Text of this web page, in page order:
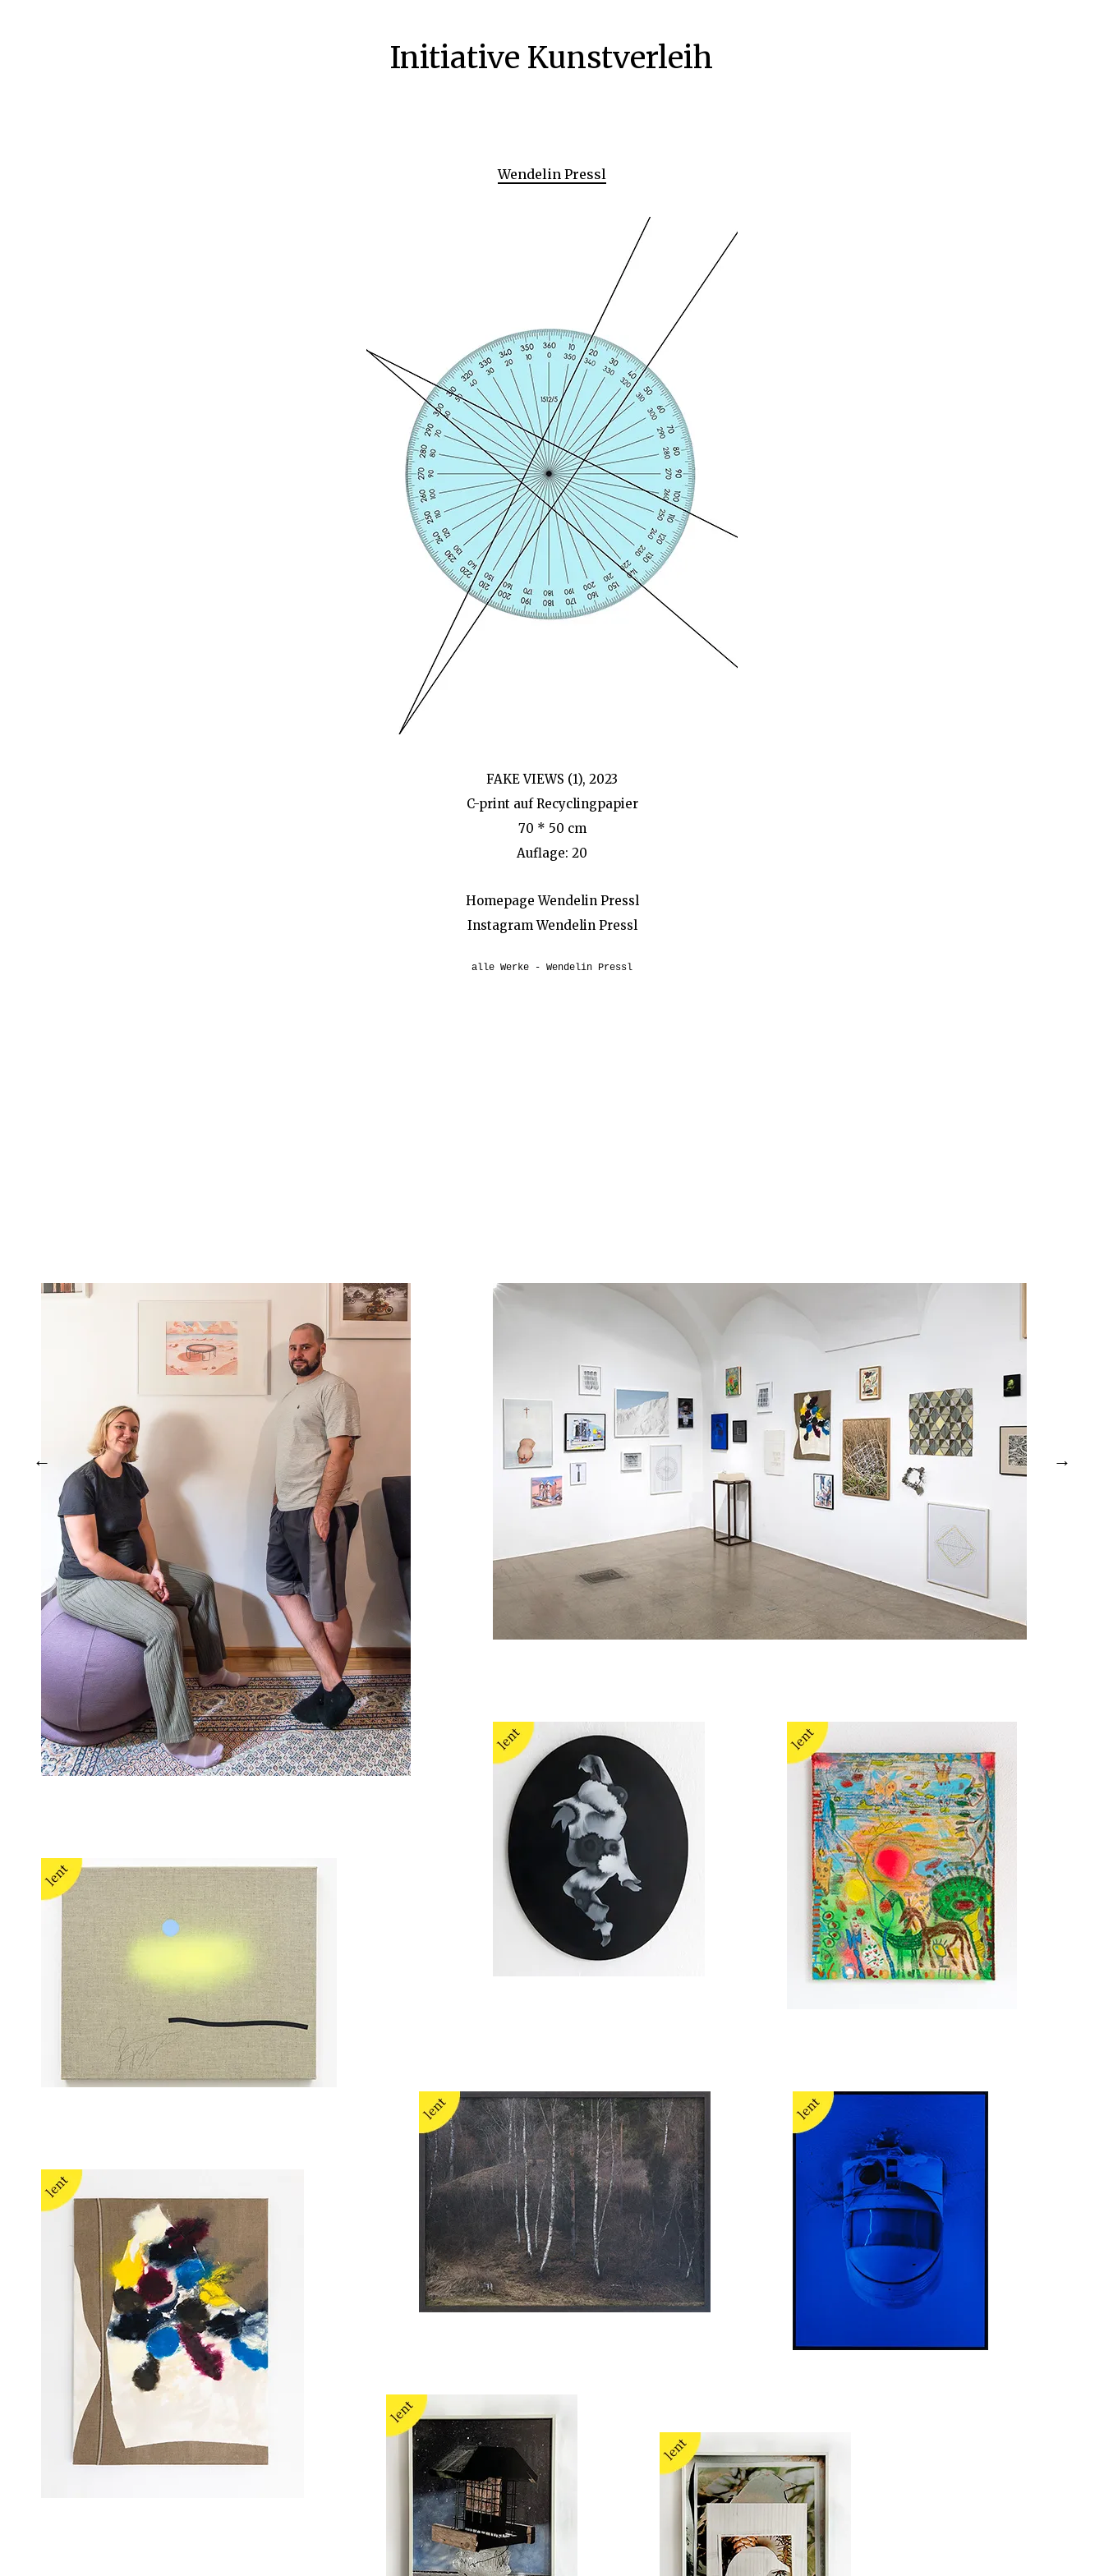
Initiative Kunstverleih
Wendelin Pressl
FAKE VIEWS (1), 2023
C-print auf Recyclingpapier
70 * 50 cm
Auflage: 20
Homepage Wendelin Pressl
Instagram Wendelin Pressl
alle Werke - Wendelin Pressl
Hausbesuch 05
Ausstellungsansichten HDA
Elmira Shemsedinova
Daniel Hafner
Ernst Koslitsch
Yola Moschitz
Erwin Polanc
Stefan Glettler
Susanna Hofer